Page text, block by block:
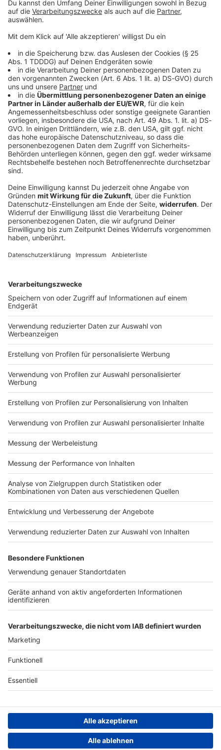
DAS KÖNNTE DICH AUCH INTERESSIEREN
Bayern
Kompany «beeindruckt» von Asien-Tour -
Freude auf Kane & Co.
Die Asienreise des FC Bayern ist zu Ende. Die
ebenfalls zufrieden. Das erste Titelduell ist schon im
DEINE GEMERKTEN ARTIKEL
Du hast dir noch keine Artikel gemerkt
Impressum
Nutzungsbedingungen
Jobs
Presse
Werben
Archiv
ANTENNE BAYERN GROUP
Stiftung ANTENNE BAYERN
hilft
Teilnahmebedingungen
Grounding Page ANTENNE
BAYERN
Kontakt
Studio-Hotline
Verkehrs-Hotline
Datenschutz­erklärung
einstellungen
Persönliche Datenkontrolle
Newsletter